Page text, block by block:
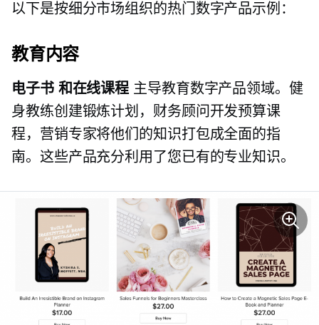
以下是按细分市场组织的热门数字产品示例：
教育内容
电子书和在线课程 主导教育数字产品领域。健
身教练创建锻炼计划，财务顾问开发预算课
程，营销专家将他们的知识打包成全面的指
南。这些产品充分利用了您已有的专业知识。